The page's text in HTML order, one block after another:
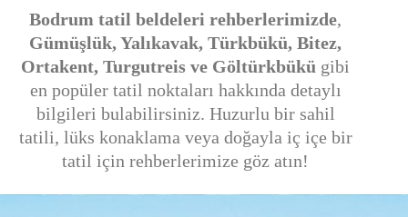
Bodrum tatil beldeleri rehberlerimizde,
Gümüşlük, Yalıkavak, Türkbükü, Bitez,
Ortakent, Turgutreis ve Göltürkbükü gibi
en popüler tatil noktaları hakkında detaylı
bilgileri bulabilirsiniz. Huzurlu bir sahil
tatili, lüks konaklama veya doğayla iç içe bir
tatil için rehberlerimize göz atın!